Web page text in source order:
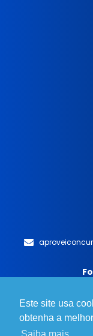
Este site usa
obtenha a